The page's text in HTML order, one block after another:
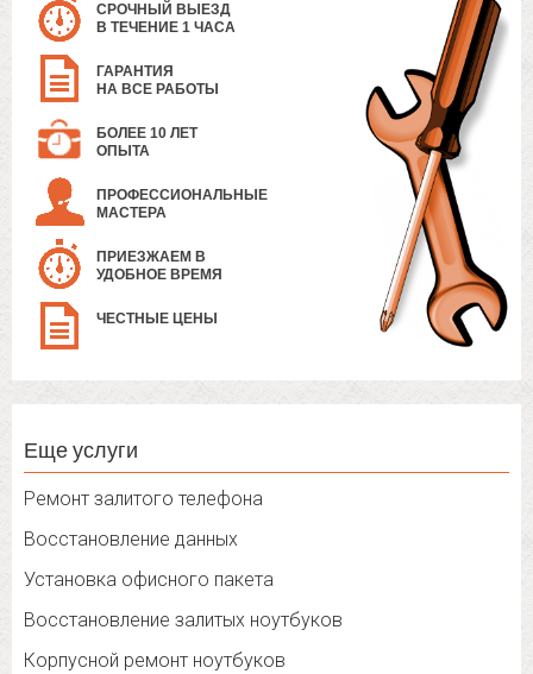
СРОЧНЫЙ ВЫЕЗД
В ТЕЧЕНИЕ 1 ЧАСА
ГАРАНТИЯ
НА ВСЕ РАБОТЫ
БОЛЕЕ 10 ЛЕТ
ОПЫТА
ПРОФЕССИОНАЛЬНЫЕ
МАСТЕРА
ПРИЕЗЖАЕМ В
УДОБНОЕ ВРЕМЯ
ЧЕСТНЫЕ ЦЕНЫ
Еще услуги
Ремонт залитого телефона
Восстановление данных
Установка офисного пакета
Восстановление залитых ноутбуков
Корпусной ремонт ноутбуков